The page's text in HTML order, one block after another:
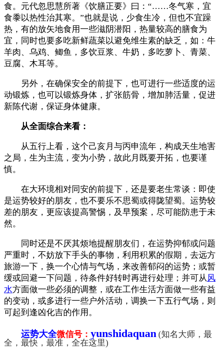
食。元代忽思慧所著《饮膳正要》曰：“……冬气寒，宜
食黍以热性治其寒。”也就是说，少食生冷，但也不宜躁
热，有的放矢地食用一些滋阴潜阳，热量较高的膳食为
宜，同时也要多吃新鲜蔬菜以避免维生素的缺乏，如：牛
羊肉、乌鸡、鲫鱼，多饮豆浆、牛奶，多吃萝卜、青菜、
豆腐、木耳等。
另外，在确保安全的前提下，也可进行一些适度的运
动锻炼，也可以锻炼身体，扩张筋骨，增加肺活量，促进
新陈代谢，保证身体健康。
从全面综合来看：
从五行上看，这个己亥月与丙申流年，构成天生地害
之局，生为主流，变为小势，故此月既要开拓，也要谨
慎。
在大环境相对同安的前提下，还是要老生常谈：即使
是运势较好的朋友，也不要乐不思蜀或得陇望蜀。运势较
差的朋友，更应该提高警惕，及早预案，尽可能防患于未
然。
同时还是不厌其烦地提醒朋友们，在运势抑郁或问题
严重时，不妨放下手头的事物，利用积累的假期，去远方
旅游一下，换一个心情与气场，来改善郁闷的运势；或暂
缓或回避一下问题，待条件好转时再进行处理；并可从风
水方面做一些必须的调整，或在工作生活方面做一些有益
的变动，或多进行一些户外活动，调换一下五行气场，则
可起到逢凶化吉的作用。
运势大全微信号： yunshidaquan (知名大师，最
全，最快，最准，全在这里)